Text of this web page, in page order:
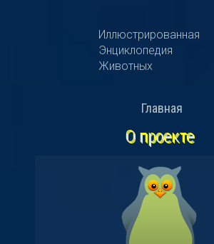
Иллюстрированная
Энциклопедия
Животных
Главная
О проекте